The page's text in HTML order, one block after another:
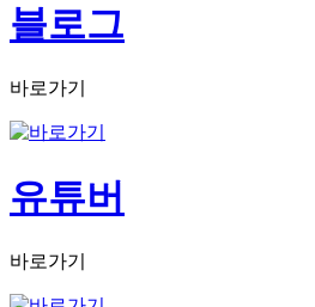
블로그
바로가기
유튜버
바로가기